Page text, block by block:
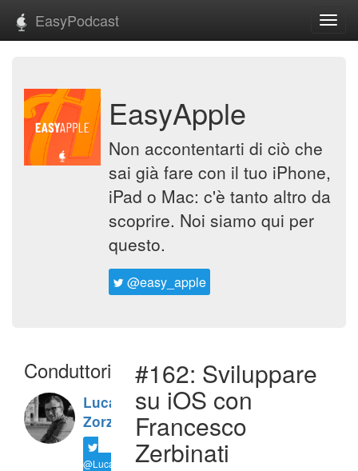
EasyPodcast
EasyApple
Non accontentarti di ciò che
sai già fare con il tuo iPhone,
iPad o Mac: c'è tanto altro da
scoprire. Noi siamo qui per
questo.
@easy_apple
Conduttori
Luca
Zorzi
@LucaTNT
#162: Sviluppare
su iOS con
Francesco
Zerbinati